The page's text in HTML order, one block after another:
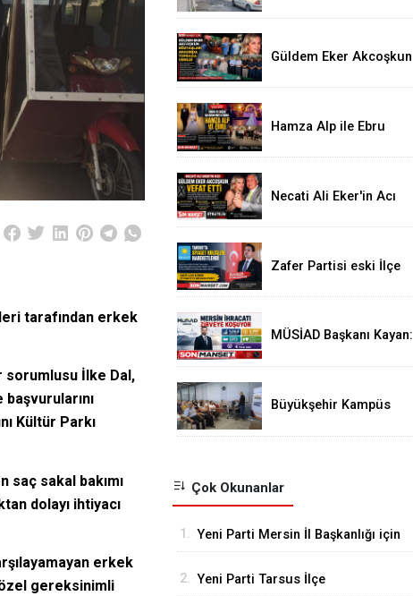
tarafından erkek
sorumlusu İlke Dal,
Kültür Parkı
saç sakal bakımı
dolayı ihtiyacı
erkek
gereksinimli
Güldem Eker Akcoşkun
Yolculuğuna Uğurlandı
Hamza Alp ile Ebru
Necati Ali Eker'in Acı
Akcoşkun Hayatını
Zafer Partisi eski İlçe
Transfer oldu
MÜSİAD Başkanı Kayan:
2,3 Milyar Doları Aştı"
Büyükşehir Kampüs
Mersin'de Dönüşüm
Çok Okunanlar
1. Yeni Parti Mersin İl Başkanlığı için
2. Yeni Parti Tarsus İlçe